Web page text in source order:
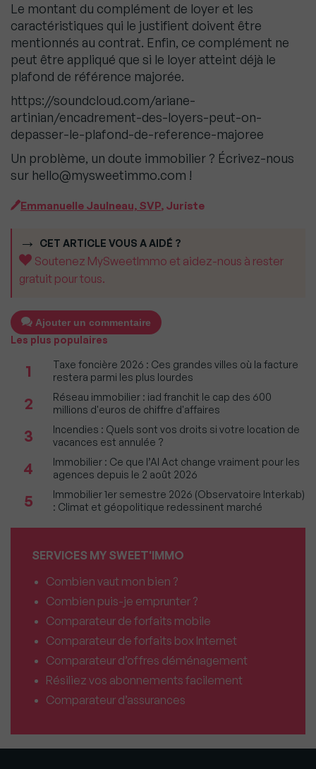
Le montant du complément de loyer et les
caractéristiques qui le justifient doivent être
mentionnés au contrat. Enfin, ce complément ne
peut être appliqué que si le loyer atteint déjà le
plafond de référence majorée.
https://soundcloud.com/ariane-
artinian/encadrement-des-loyers-peut-on-
depasser-le-plafond-de-reference-majoree
Un problème, un doute immobilier ? Écrivez-nous
sur hello@mysweetimmo.com !
Emmanuelle Jaulneau, SVP, Juriste
CET ARTICLE VOUS A AIDÉ ?
Soutenez MySweetImmo et aidez-nous à rester
gratuit pour tous.
Ajouter un commentaire
Les plus populaires
1
Taxe foncière 2026 : Ces grandes villes où la facture
restera parmi les plus lourdes
2
Réseau immobilier : iad franchit le cap des 600
millions d'euros de chiffre d'affaires
3
Incendies : Quels sont vos droits si votre location de
vacances est annulée ?
4
Immobilier : Ce que l’AI Act change vraiment pour les
agences depuis le 2 août 2026
5
Immobilier 1er semestre 2026 (Observatoire Interkab)
: Climat et géopolitique redessinent marché
SERVICES MY SWEET'IMMO
Combien vaut mon bien ?
Combien puis-je emprunter ?
Comparateur de forfaits mobile
Comparateur de forfaits box Internet
Comparateur d’offres déménagement
Résiliez vos abonnements facilement
Comparateur d’assurances